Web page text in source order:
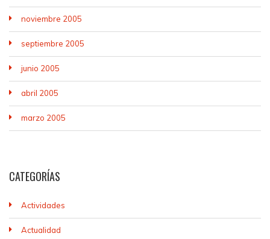
noviembre 2005
septiembre 2005
junio 2005
abril 2005
marzo 2005
CATEGORÍAS
Actividades
Actualidad